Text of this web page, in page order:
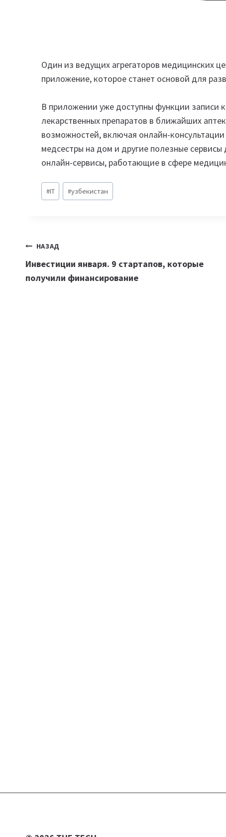
Один из ведущих агрегаторов медицинских
приложение, которое станет основой для
В приложении уже доступны функции записи
лекарственных препаратов в ближайших
возможностей, включая онлайн-
медсестры на дом и другие полезные
онлайн-сервисы, работающие в сфере
Метки
записи:
#IT #узбекистан
Навигация
по
НАЗАД
Инвестиции января. 9 стартапов, которые
получили финансирование